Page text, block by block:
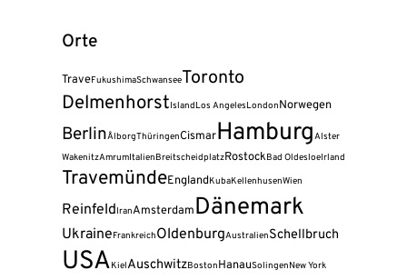
Orte
TraveFukushimaSchwanseeToronto
DelmenhorstIslandLos AngelesLondonNorwegen
BerlinÅlborgThüringenCismarHamburgAlster
WakenitzAmrumItalienBreitscheidplatzRostockBad OldesloeIrland
TravemündeEnglandKubaKellenhusenWien
ReinfeldIranAmsterdamDänemark
UkraineFrankreichOldenburgAustralienSchellbruch
USAKielAuschwitzBostonHanauSolingenNew York